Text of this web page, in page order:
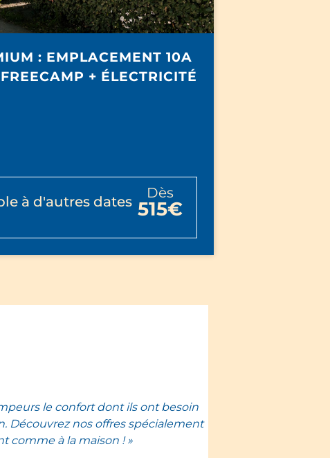
: EMPLACEMENT 10A
+ ÉLECTRICITÉ
à d'autres dates
dès
515€
le confort dont ils ont besoin
Découvrez nos offres spécialement
comme à la maison ! »